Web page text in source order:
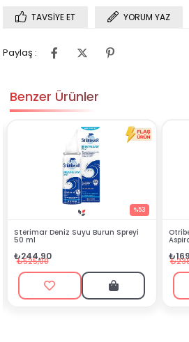
TAVSIYE ET YORUM YAZ
Paylaş :
Benzer Ürünler
Deniz Suyu Burun Spreyi Otribebe
Aspiratör